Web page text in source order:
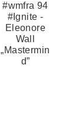
#wmfra 94
#Ignite -
Eleonore
Wall
„Mastermin
d”